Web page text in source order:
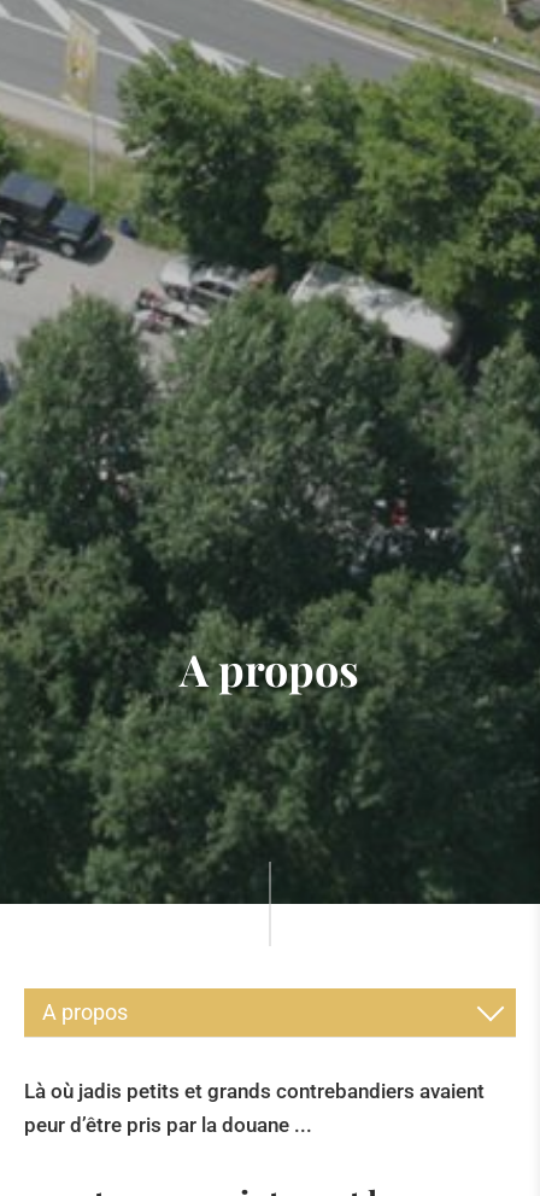
A propos
A propos
HISTOIRE
Là où jadis petits et grands contrebandiers avaient
peur d’être pris par la douane ...